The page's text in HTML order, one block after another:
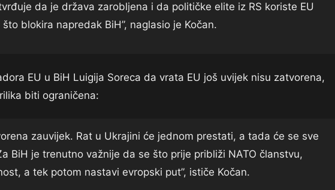
da je država zarobljena i da političke elite iz RS koriste EU
blokira napredak BiH”, naglasio je Kočan.
EU u BiH Luigija Soreca da vrata EU još uvijek nisu zatvorena,
biti ograničena:
zauvijek. Rat u Ukrajini će jednom prestati, a tada će se sve
BiH je trenutno važnije da se što prije približi NATO članstvu,
a tek potom nastavi evropski put”, ističe Kočan.